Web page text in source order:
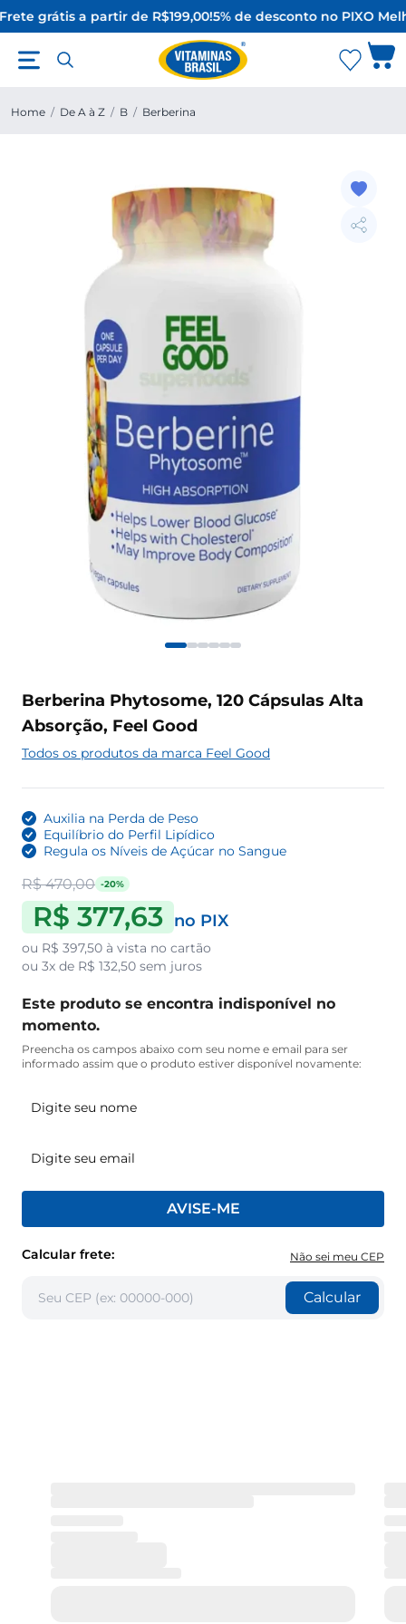
grátis a partir de R$199,00!5% de desconto no PIXO
Home / De A à Z / B / Berberina
Berberina Phytosome, 120 Cápsulas Alta
Absorção, Feel Good
Todos os produtos da marca Feel Good
Auxilia na Perda de Peso
Equilíbrio do Perfil Lipídico
Regula os Níveis de Açúcar no Sangue
R$ 470,00 -20%
R$ 377,63 no PIX
ou R$ 397,50 à vista no cartão
ou 3x de R$ 132,50 sem juros
Este produto se encontra indisponível no
momento.
Preencha os campos abaixo com seu nome e email para ser
informado assim que o produto estiver disponível novamente:
AVISE-ME
Calcular frete: Não sei meu CEP
Calcular